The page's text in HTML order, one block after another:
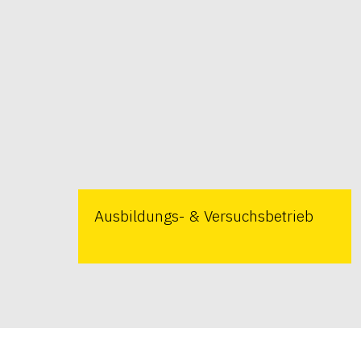
Ausbildungs- & Versuchsbetrieb